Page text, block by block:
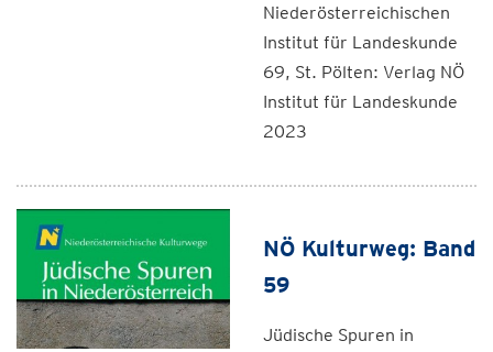
Niederösterreichischen
Institut für Landeskunde
69, St. Pölten: Verlag NÖ
Institut für Landeskunde
2023
NÖ Kulturweg: Band
59
Jüdische Spuren in